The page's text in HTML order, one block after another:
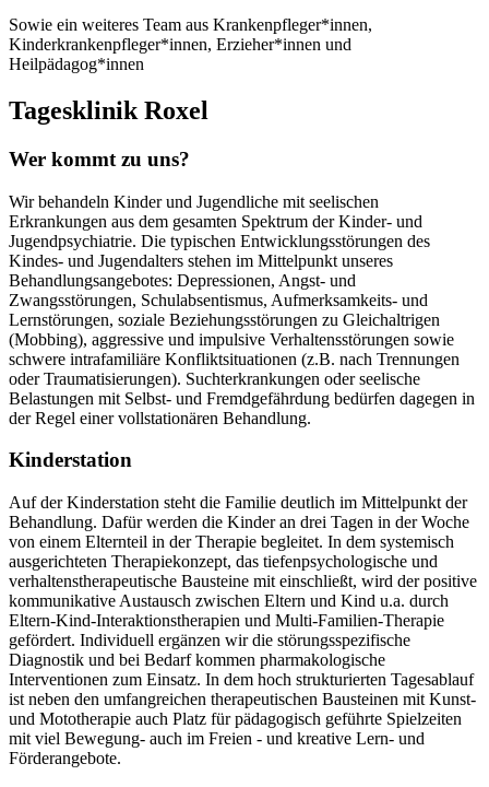
Sowie ein weiteres Team aus Krankenpfleger*innen,
Kinderkrankenpfleger*innen, Erzieher*innen und
Heilpädagog*innen
Tagesklinik Roxel
Wer kommt zu uns?
Wir behandeln Kinder und Jugendliche mit seelischen
Erkrankungen aus dem gesamten Spektrum der Kinder- und
Jugendpsychiatrie. Die typischen Entwicklungsstörungen des
Kindes- und Jugendalters stehen im Mittelpunkt unseres
Behandlungsangebotes: Depressionen, Angst- und
Zwangsstörungen, Schulabsentismus, Aufmerksamkeits- und
Lernstörungen, soziale Beziehungsstörungen zu Gleichaltrigen
(Mobbing), aggressive und impulsive Verhaltensstörungen sowie
schwere intrafamiliäre Konfliktsituationen (z.B. nach Trennungen
oder Traumatisierungen). Suchterkrankungen oder seelische
Belastungen mit Selbst- und Fremdgefährdung bedürfen dagegen in
der Regel einer vollstationären Behandlung.
Kinderstation
Auf der Kinderstation steht die Familie deutlich im Mittelpunkt der
Behandlung. Dafür werden die Kinder an drei Tagen in der Woche
von einem Elternteil in der Therapie begleitet. In dem systemisch
ausgerichteten Therapiekonzept, das tiefenpsychologische und
verhaltenstherapeutische Bausteine mit einschließt, wird der positive
kommunikative Austausch zwischen Eltern und Kind u.a. durch
Eltern-Kind-Interaktionstherapien und Multi-Familien-Therapie
gefördert. Individuell ergänzen wir die störungsspezifische
Diagnostik und bei Bedarf kommen pharmakologische
Interventionen zum Einsatz. In dem hoch strukturierten Tagesablauf
ist neben den umfangreichen therapeutischen Bausteinen mit Kunst-
und Mototherapie auch Platz für pädagogisch geführte Spielzeiten
mit viel Bewegung- auch im Freien - und kreative Lern- und
Förderangebote.